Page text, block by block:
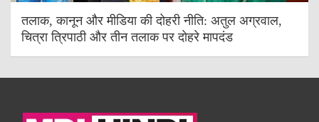
तलाक, कानून और मीडिया की दोहरी नीति: अतुल अग्रवाल,
चित्रा त्रिपाठी और तीन तलाक पर दोहरे मापदंड